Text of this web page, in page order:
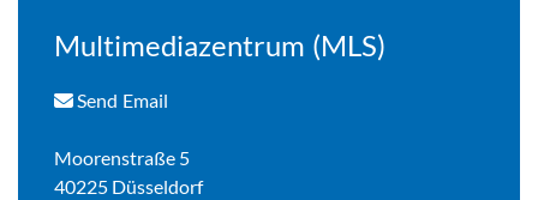
Multimediazentrum (MLS)
Send Email
Moorenstraße 5
40225 Düsseldorf